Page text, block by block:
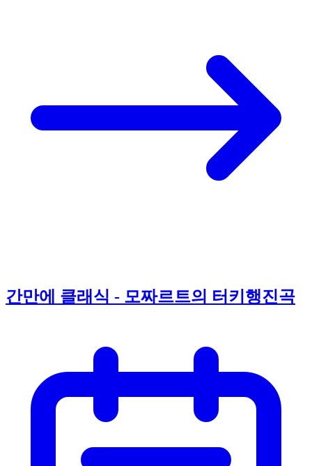
간만에 클래식 - 모짜르트의 터키행진곡